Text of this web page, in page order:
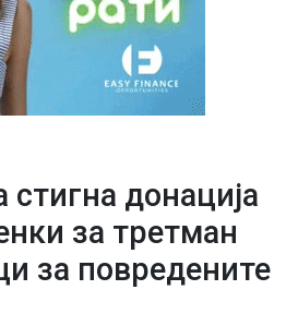
стигна донација
за третман
за повредените